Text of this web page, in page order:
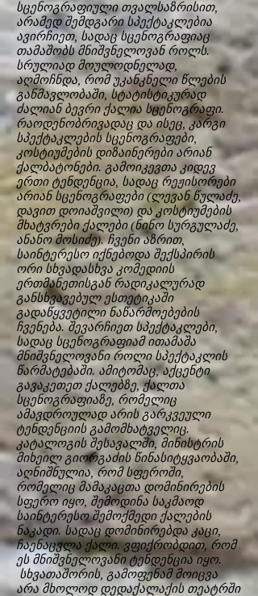
სცენოგრაფიული თვალსაზრისით,
არამედ შემდგარი სპექტაკლებია
ავირჩიეთ, სადაც სცენოგრაფიაც
თამაშობს მნიშვნელოვან როლს.
სრულიად მოულოდნელად,
აღმოჩნდა, რომ უკანკნელი წლების
განმავლობაში, სტატისტიკურად
ძალიან ბევრი ქალია სცენოგრაფი.
რაოდენობრივადაც და ისეც, კარგი
სპექტაკლების სცენოგრაფები,
კოსტიუმების დიზაინერები არიან
ქალბატონები. გამოიკევთა კიდევ
ერთი ტენდენცია, სადაც რეჟისორები
არიან სცენოგრაფები (ლევან წულაძე,
დავით დოიაშვილი) და კოსტიუმების
მხატვრები ქალები (ნინო სურგულაძე,
ანანო მოსიძე). ჩვენი აზრით,
საინტერესო იქნებოდა შექსპირის
ორი სხვადასხვა კომედიის
ერთმანეთისგან რადიკალურად
განსხვავებულ ესთეტიკაში
გადაწყვეტილი ნაწარმოებების
ჩვენება. შევარჩიეთ სპექტაკლები,
სადაც სცენოგრაფიამ ითამაშა
მნიშვნელოვანი როლი სპექტაკლის
წარმატებაში. ამიტომაც, აქცენტი
გავაკეთეთ ქალებზე, ქალთა
სცენოგრაფიაზე, რომელიც
ამავდროულად არის გარკვეული
ტენდენციის გამომხატველიც.
კატალოგის შესავალში, მინისტრის
მიხეილ გიორგაძის წინასიტყვაობაში,
აღნიშნულია, რომ სფეროში,
რომელიც მამაკაცთა დომინირების
სფერო იყო, შემოდინა საკმაოდ
საინტერესო შემოქმედი ქალების
ნაკადი. სადაც დომინირებდა კაცი,
ჩაენაცვლა ქალი. ვფიქრობდით, რომ
ეს მნიშვნელოვანი ტენდენცია იყო.
სხვათაშორის, გამოფენამ მოიცვა
არა მხოლოდ დედაქალაქის თეატრში